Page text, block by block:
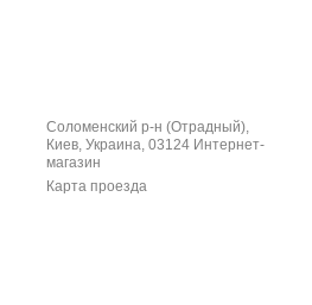
Соломенский р-н (Отрадный),
Киев, Украина, 03124 Интернет-
магазин
Карта проезда